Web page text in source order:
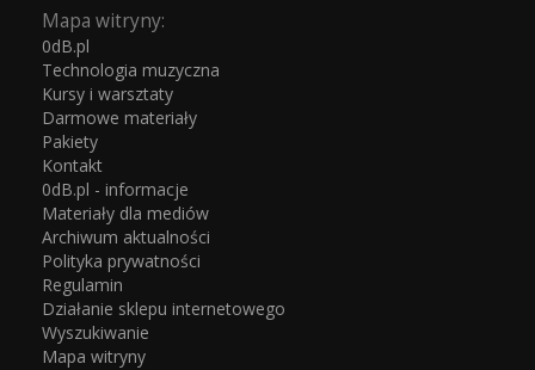
Mapa witryny:
0dB.pl
Technologia muzyczna
Kursy i warsztaty
Darmowe materiały
Pakiety
Kontakt
0dB.pl - informacje
Materiały dla mediów
Archiwum aktualności
Polityka prywatności
Regulamin
Działanie sklepu internetowego
Wyszukiwanie
Mapa witryny